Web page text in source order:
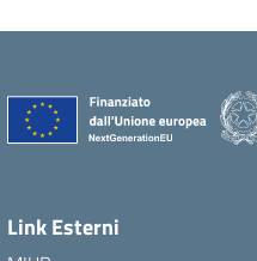
Link Esterni